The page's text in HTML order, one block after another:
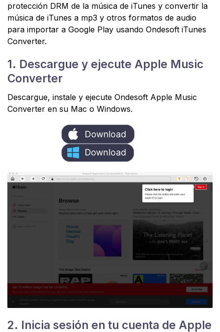
protección DRM de la música de iTunes y convertir la
música de iTunes a mp3 y otros formatos de audio
para importar a Google Play usando Ondesoft iTunes
Converter.
1. Descargue y ejecute Apple Music
Converter
Descargue, instale y ejecute Ondesoft Apple Music
Converter en su Mac o Windows.
2. Inicia sesión en tu cuenta de Apple